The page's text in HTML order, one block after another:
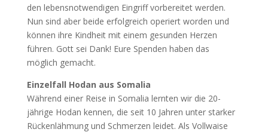
den lebensnotwendigen Eingriff vorbereitet werden.
Nun sind aber beide erfolgreich operiert worden und
können ihre Kindheit mit einem gesunden Herzen
führen. Gott sei Dank! Eure Spenden haben das
möglich gemacht.
Einzelfall Hodan aus Somalia
Während einer Reise in Somalia lernten wir die 20-
jährige Hodan kennen, die seit 10 Jahren unter starker
Rückenlähmung und Schmerzen leidet. Als Vollwaise